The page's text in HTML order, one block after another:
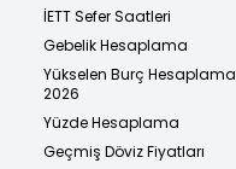
İETT Sefer Saatleri
Gebelik Hesaplama
Yükselen Burç Hesaplama
2026
Yüzde Hesaplama
Geçmiş Döviz Fiyatları